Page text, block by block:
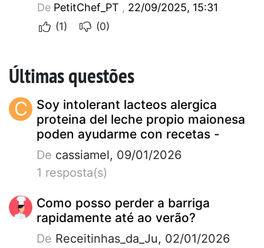
De PetitChef_PT , 22/09/2025, 15:31
(1)
(0)
Últimas questões
C
Soy intolerant lacteos alergica
proteina del leche propio maionesa
poden ayudarme con recetas -
De cassiamel, 09/01/2026
1 resposta(s)
Como posso perder a barriga
rapidamente até ao verão?
De Receitinhas_da_Ju, 02/01/2026